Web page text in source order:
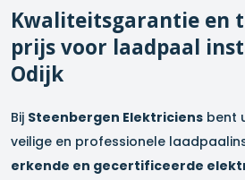
Kwaliteitsgarantie en
prijs voor laadpaal
Odijk
Bij Steenbergen Elektriciens bent
veilige en professionele
erkende en gecertificeerde